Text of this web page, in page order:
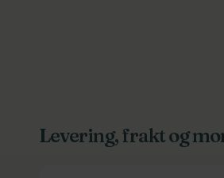
Levering, frakt og